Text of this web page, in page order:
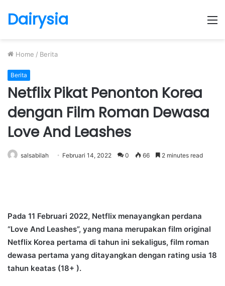
Dairysia
Home / Berita
Berita
Netflix Pikat Penonton Korea
dengan Film Roman Dewasa
Love And Leashes
salsabilah Februari 14, 2022 0 66 2 minutes read
Pada 11 Februari 2022, Netflix menayangkan perdana
“Love And Leashes”, yang mana merupakan film original
Netflix Korea pertama di tahun ini sekaligus, film roman
dewasa pertama yang ditayangkan dengan rating usia 18
tahun keatas (18+ ).